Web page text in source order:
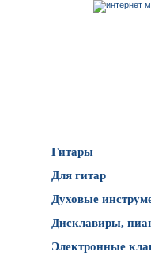
Гитары
Для гитар
Духовые
Дисклавиры,
Электронные